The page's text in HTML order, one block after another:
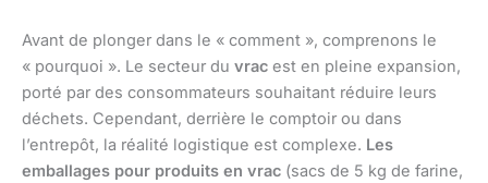
Avant de plonger dans le « comment », comprenons le
« pourquoi ». Le secteur du vrac est en pleine expansion,
porté par des consommateurs souhaitant réduire leurs
déchets. Cependant, derrière le comptoir ou dans
l’entrepôt, la réalité logistique est complexe. Les
emballages pour produits en vrac (sacs de 5 kg de farine,